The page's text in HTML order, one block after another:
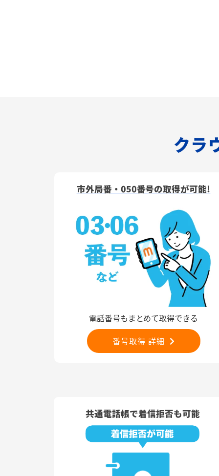
クラ
市外局番・050番号の取得が可能!
電話番号もまとめて取得できる
番号取得 詳細
共通電話帳で着信拒否も可能